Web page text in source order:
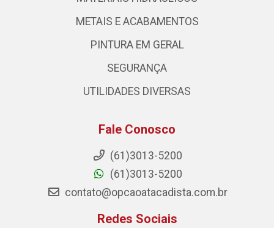
METAIS E ACABAMENTOS
PINTURA EM GERAL
SEGURANÇA
UTILIDADES DIVERSAS
Fale Conosco
(61)3013-5200
(61)3013-5200
contato@opcaoatacadista.com.br
Redes Sociais